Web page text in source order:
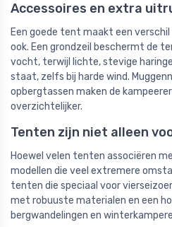
Accessoires en extra
Een goede tent maakt een
ook. Een grondzeil beschermt de
vocht, terwijl lichte, stevige
staat, zelfs bij harde wind.
opbergtassen maken de
overzichtelijker.
Tenten zijn niet alleen
Hoewel velen tenten associëren
modellen die veel extremere
tenten die speciaal voor
met robuuste materialen en een
bergwandelingen en